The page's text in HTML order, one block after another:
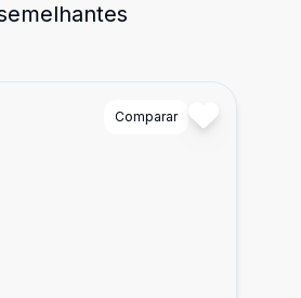
Comparar